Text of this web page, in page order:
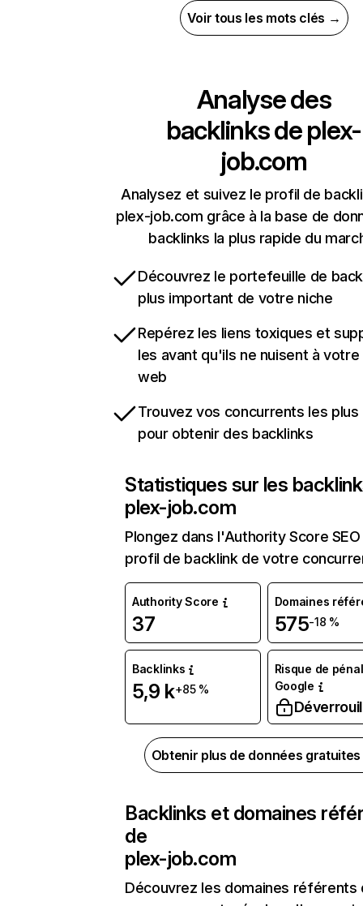
Voir tous les mots clés →
Analyse des
backlinks deplex-
job.com
Analysez et suivez le profil de
plex-job.com grâce à la base de
backlinks la plus rapide du
Découvrez le portefeuille de
plus important de votre niche
Repérez les liens toxiques et
les avant qu'ils ne nuisent à
web
Trouvez vos concurrents les
pour obtenir des backlinks
Statistiques sur les
plex-job.com
Plongez dans l'Authority Score
profil de backlink de votre
Authority Score
37
Domaines
575-18 %
Backlinks
5,9 k+85 %
Risque de
Google
Obtenir plus de données
Backlinks et domaines
de
plex-job.com
Découvrez les domaines référents